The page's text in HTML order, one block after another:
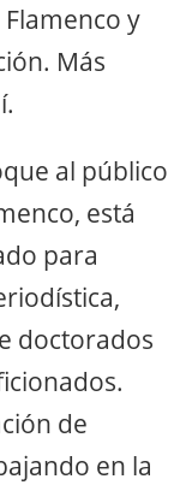
y
Más
al público
está
para
doctorados
de
en la